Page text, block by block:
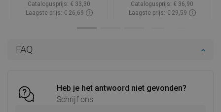
FAQ
Heb je het antwoord niet gevonden?
Schrijf ons
Catalogusprijs: € 33,30
Laagste prijs: € 26,69
Catalogusprijs: € 36,90
Laagste prijs: € 29,59